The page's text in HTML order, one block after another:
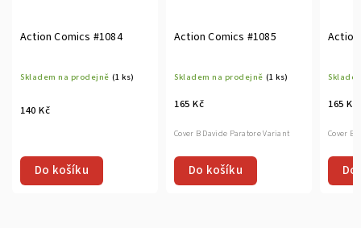
Action Comics #1084
Skladem na prodejně (1 ks)
140 Kč
Do košíku
Action Comics #1085
Skladem na prodejně (1 ks)
165 Kč
Do košíku
Cover B Davide Paratore Variant
165 Kč
Cover B